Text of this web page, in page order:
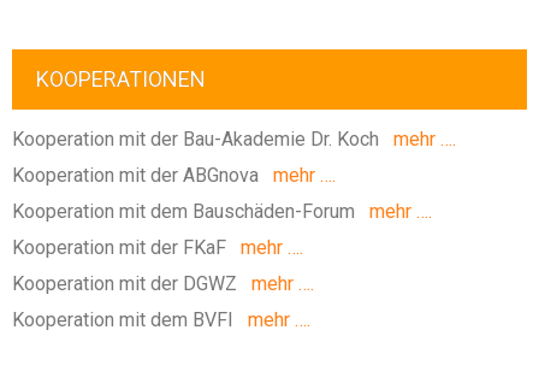
KOOPERATIONEN
Kooperation mit der Bau-Akademie Dr. Koch mehr ….
Kooperation mit der ABGnova mehr ….
Kooperation mit dem Bauschäden-Forum mehr ….
Kooperation mit der FKaF mehr ….
Kooperation mit der DGWZ mehr ….
Kooperation mit dem BVFI
mehr ….